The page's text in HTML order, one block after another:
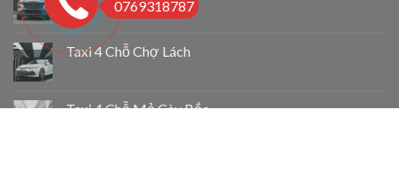
Taxi 4 Chỗ Chợ Lách
Taxi 4 Chỗ Mỏ Cày Bắc
0769318787